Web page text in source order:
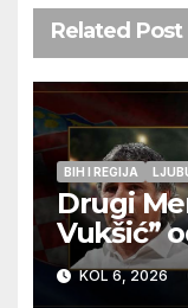
Related Post
BIH I REGIJA
Drugi
Vukšić”
12.KOL 6, 2026